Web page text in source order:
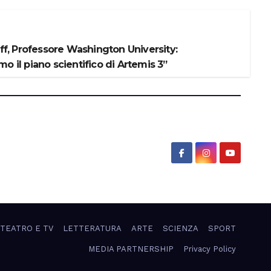
Professore Washington University:
il piano scientifico di Artemis 3”
E TV LETTERATURA ARTE SCIENZA SPORT
MEDIA PARTNERSHIP Privacy Policy